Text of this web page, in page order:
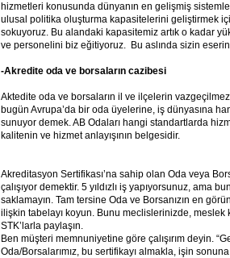
hizmetleri konusunda dünyanın en gelişmiş
ulusal politika oluşturma kapasitelerini geliştirmek
sokuyoruz. Bu alandaki kapasitemiz artık o kadar
ve personelini biz eğitiyoruz. Bu aslında sizin
-Akredite oda ve borsaların cazibesi
Aktedite oda ve borsaların il ve ilçelerin
bugün Avrupa’da bir oda üyelerine, iş dünyasına
sunuyor demek. AB Odaları hangi standartlarda
kalitenin ve hizmet anlayışının belgesidir.
Akreditasyon Sertifikası’na sahip olan Oda veya
çalışıyor demektir. 5 yıldızlı iş yapıyorsunuz, ama
saklamayın. Tam tersine Oda ve Borsanızın en
ilişkin tabelayı koyun. Bunu meclislerinizde, meslek
STK’larla paylaşın.
Ben müşteri memnuniyetine göre çalışırım deyin.
Oda/Borsalarımız, bu sertifikayı almakla, işin